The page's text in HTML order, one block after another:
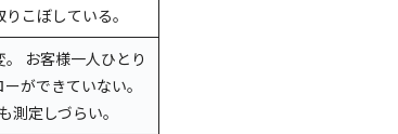
こぼしている。
お客様一人ひとり
ができていない。
測定しづらい。